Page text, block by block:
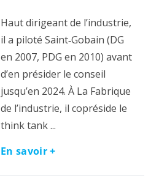
Haut dirigeant de l’industrie,
il a piloté Saint‑Gobain (DG
en 2007, PDG en 2010) avant
d’en présider le conseil
jusqu’en 2024. À La Fabrique
de l’industrie, il copréside le
think tank ...
En savoir +